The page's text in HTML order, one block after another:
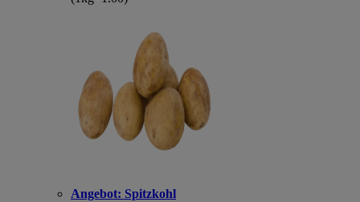
Angebot: Spitzkohl